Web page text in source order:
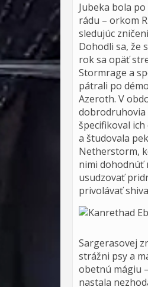
Jubeka bola
rádu – orkom
sledujúc
Dohodli sa, že
rok sa opäť
Stormrage a
pátrali po
Azeroth. V
dobrodruhovia
špecifikoval
a študovala
Netherstorm,
nimi dohodnúť
usudzovať
privolávať
Sargerasovej
strážni psy a
obetnú mágiu
nastala